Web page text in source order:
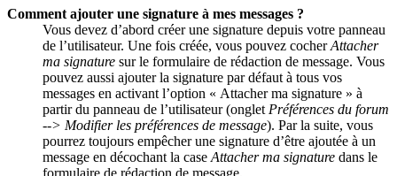
Comment ajouter une signature à mes messages ?
Vous devez d’abord créer une signature depuis votre panneau
de l’utilisateur. Une fois créée, vous pouvez cocherAttacher
ma signature sur le formulaire de rédaction de message. Vous
pouvez aussi ajouter la signature par défaut à tous vos
messages en activant l’option « Attacher ma signature » à
partir du panneau de l’utilisateur (onglet Préférences du forum
--> Modifier les préférences de message). Par la suite, vous
pourrez toujours empêcher une signature d’être ajoutée à un
message en décochant la case Attacher ma signature dans le
formulaire de rédaction de message.